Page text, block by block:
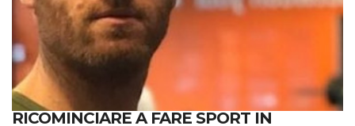
RICOMINCIARE A FARE SPORT IN